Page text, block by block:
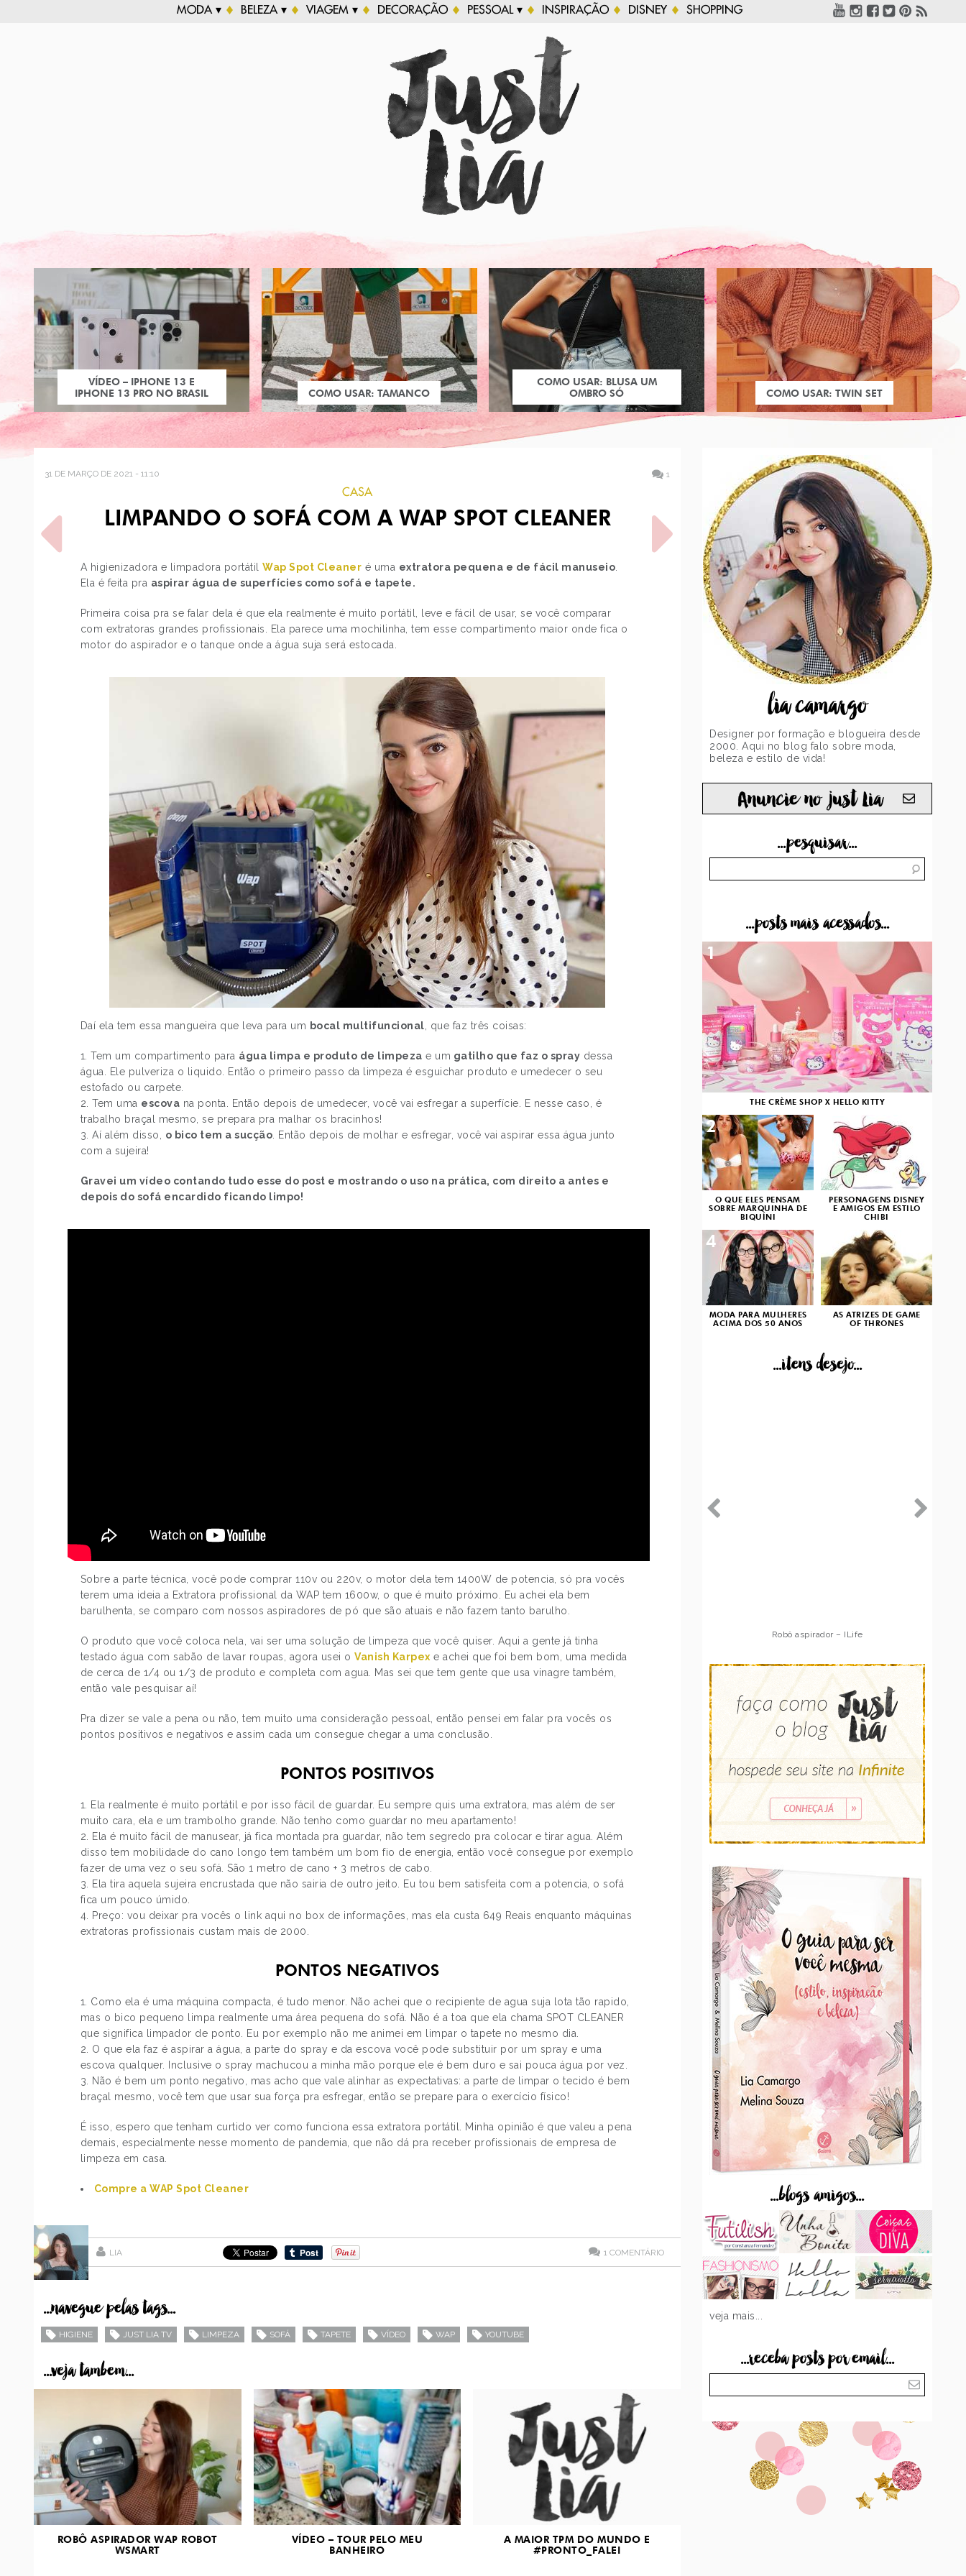
MODA ▾ BELEZA ▾ VIAGEM ▾ DECORAÇÃO PESSOAL ▾ INSPIRAÇÃO DISNEY SHOPPING
VÍDEO – IPHONE 13 E
IPHONE 13 PRO NO BRASIL
COMO USAR: TAMANCO
COMO USAR: BLUSA UM
OMBRO SÓ
COMO USAR: TWIN SET
31 DE MARÇO DE 2021 - 11:10 1
CASA
LIMPANDO O SOFÁ COM A WAP SPOT CLEANER
A higienizadora e limpadora portátilWap Spot Cleaner é uma extratora pequena e de fácil manuseio
Ela é feita pra aspirar água de superfícies como sofá e tapete.
Primeira coisa pra se falar dela é que ela realmente é muito portátil, leve e fácil de usar, se você comparar
com extratoras grandes profissionais. Ela parece uma mochilinha, tem esse compartimento maior onde fica o
motor do aspirador e o tanque onde a água suja será estocada.
Daí ela tem essa mangueira que leva para um bocal multifuncional , que faz três coisas:
Tem um compartimento para água limpa e produto de limpeza e um gatilho que faz o spray dessa
água. Ele pulveriza o liquido. Então o primeiro passo da limpeza é esguichar produto e umedecer o seu
estofado ou carpete.
Tem uma escova na ponta. Então depois de umedecer, você vai esfregar a superfície. E nesse caso, é
trabalho braçal mesmo, se prepara pra malhar os bracinhos!
Aí além disso, o bico tem a sucção . Então depois de molhar e esfregar, você vai aspirar essa água junto
com a sujeira!
Gravei um vídeo contando tudo esse do post e mostrando o uso na prática, com direito a antes e
depois do sofá encardido ficando limpo!
Sobre a parte técnica, você pode comprar 110v ou 220v, o motor dela tem 1400W de potencia, só pra vocês
terem uma ideia a Extratora profissional da WAP tem 1600w, o que é muito próximo. Eu achei ela bem
barulhenta, se comparo com nossos aspiradores de pó que são atuais e não fazem tanto barulho.
O produto que você coloca nela, vai ser uma solução de limpeza que você quiser. Aqui a gente já tinha
testado água com sabão de lavar roupas, agora usei oVanish Karpex e achei que foi bem bom, uma medida
de cerca de 1/4 ou 1/3 de produto e completa com agua. Mas sei que tem gente que usa vinagre também,
então vale pesquisar aí!
Pra dizer se vale a pena ou não, tem muito uma consideração pessoal, então pensei em falar pra vocês os
pontos positivos e negativos e assim cada um consegue chegar a uma conclusão.
PONTOS POSITIVOS
Ela realmente é muito portátil e por isso fácil de guardar. Eu sempre quis uma extratora, mas além de ser
muito cara, ela e um trambolho grande. Não tenho como guardar no meu apartamento!
Ela é muito fácil de manusear, já fica montada pra guardar, não tem segredo pra colocar e tirar agua. Além
disso tem mobilidade do cano longo tem também um bom fio de energia, então você consegue por exemplo
fazer de uma vez o seu sofá. São 1 metro de cano + 3 metros de cabo.
Ela tira aquela sujeira encrustada que não sairia de outro jeito. Eu tou bem satisfeita com a potencia, o sofá
fica um pouco úmido.
Preço: vou deixar pra vocês o link aqui no box de informações, mas ela custa 649 Reais enquanto máquinas
extratoras profissionais custam mais de 2000.
PONTOS NEGATIVOS
Como ela é uma máquina compacta, é tudo menor. Não achei que o recipiente de agua suja lota tão rapido,
mas o bico pequeno limpa realmente uma área pequena do sofá. Não é a toa que ela chama SPOT CLEANER
que significa limpador de ponto. Eu por exemplo não me animei em limpar o tapete no mesmo dia.
O que ela faz é aspirar a água, a parte do spray e da escova você pode substituir por um spray e uma
escova qualquer. Inclusive o spray machucou a minha mão porque ele é bem duro e sai pouca água por vez.
Não é bem um ponto negativo, mas acho que vale alinhar as expectativas: a parte de limpar o tecido é bem
braçal mesmo, você tem que usar sua força pra esfregar, então se prepare para o exercício físico!
É isso, espero que tenham curtido ver como funciona essa extratora portátil. Minha opinião é que valeu a pena
demais, especialmente nesse momento de pandemia, que não dá pra receber profissionais de empresa de
limpeza em casa.
Compre a WAP Spot Cleaner
LIA 1 COMENTÁRIO
...navegue pelas tags...
HIGIENE JUST LIA TV LIMPEZA SOFÁ TAPETE VÍDEO WAP YOUTUBE
...veja tambem...
ROBÔ ASPIRADOR WAP ROBOT
WSMART
VÍDEO – TOUR PELO MEU
BANHEIRO
A MAIOR TPM DO MUNDO E
#PRONTO_FALEI
POST ANTERIOR
COMO USAR: LENÇO NA
CABEÇA
PRÓXIMO POST
COMO USAR: CALÇA WIDE
LEG
lia camargo
Designer por formação e blogueira desde
2000. Aqui no blog falo sobre moda,
beleza e estilo de vida!
Anuncie no just Lia
...pesquisar...
...posts mais acessados...
THE CRÈME SHOP X HELLO KITTY
1
O QUE ELES PENSAM
SOBRE MARQUINHA DE
BIQUÍNI
2
PERSONAGENS DISNEY
E AMIGOS EM ESTILO
CHIBI
3
MODA PARA MULHERES
ACIMA DOS 50 ANOS
4
AS ATRIZES DE GAME
OF THRONES
...itens desejo...
Robô aspirador – Multilaser
...blogs amigos...
veja mais...
...receba posts por email...